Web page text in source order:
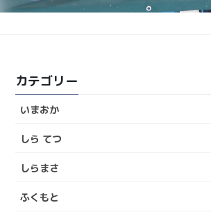
カテゴリー
いまおか
しら てつ
しらまさ
ふくもと